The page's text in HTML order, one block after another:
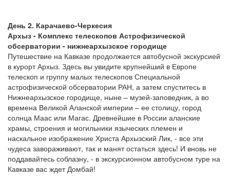
День 2. Карачаево-Черкесия
Архыз - Комплекс телескопов Астрофизической
обсерватории - нижнеархызское городище
Путешествие на Кавказе продолжается автобусной экскурсией
в курорт Архыз. Здесь вы увидите крупнейший в Европе
телескоп и группу малых телескопов Специальной
астрофизической обсерватории РАН, а затем спуститесь в
Нижнеархызское городище, ныне – музей-заповедник, а во
времена Великой Аланской империи – ее столицу, город
солнца Маас или Магас. Древнейшие в России аланские
храмы, строения и могильники языческих племен и
наскальное изображение Христа Архызский Лик, - все эти
чудеса завораживают, так и манят остаться здесь! И вновь не
поддавайтесь соблазну, - в экскурсионном автобусном туре на
Кавказе вас ждет Домбай!